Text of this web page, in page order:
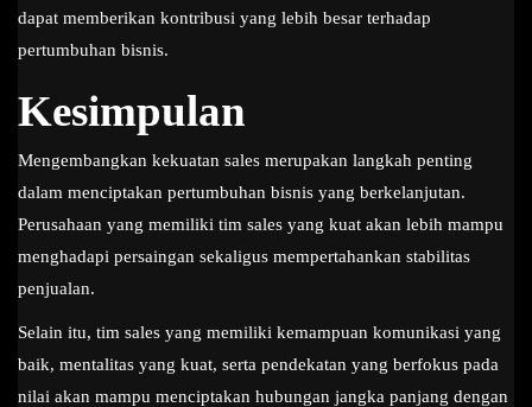
dapat memberikan kontribusi yang lebih besar terhadap
pertumbuhan bisnis.
Kesimpulan
Mengembangkan kekuatan sales merupakan langkah penting
dalam menciptakan pertumbuhan bisnis yang berkelanjutan.
Perusahaan yang memiliki tim sales yang kuat akan lebih mampu
menghadapi persaingan sekaligus mempertahankan stabilitas
penjualan.
Selain itu, tim sales yang memiliki kemampuan komunikasi yang
baik, mentalitas yang kuat, serta pendekatan yang berfokus pada
nilai akan mampu menciptakan hubungan jangka panjang dengan